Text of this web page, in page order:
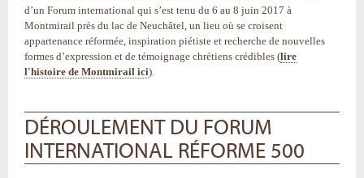
d’un Forum international qui s’est tenu du 6 au 8 juin 2017 à
Montmirail près du lac de Neuchâtel, un lieu où se croisent
appartenance réformée, inspiration piétiste et recherche de nouvelles
formes d’expression et de témoignage chrétiens crédibles (lire
l'histoire de Montmirail ici).
DÉROULEMENT DU FORUM
INTERNATIONAL RÉFORME 500